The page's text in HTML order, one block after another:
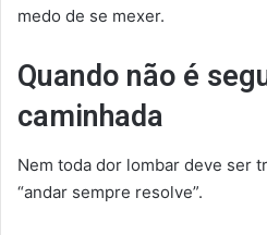
medo de se mexer.
Quando não é
caminhada
Nem toda dor lombar deve ser
“andar sempre resolve”.